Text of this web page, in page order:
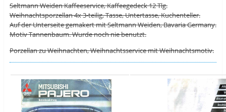
Seltmann Weiden Kaffeeservice, Kaffeegedeck 12 Tlg.
Weihnachtsporzellan 4x 3-teilig, Tasse, Untertasse, Kuchenteller.
Auf der Unterseite gemakert mit Seltmann Weiden, Bavaria Germany.
Motiv Tannenbaum. Wurde noch nie benutzt.
Porzellan zu Weihnachten, Weihnachtsservice mit Weihnachtsmotiv.